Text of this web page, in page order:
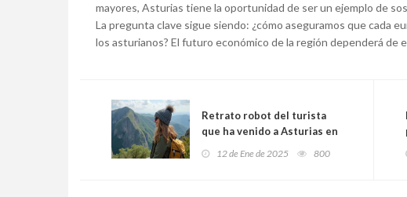
mayores, Asturias tiene la oportunidad de ser un ejemplo de
La pregunta clave sigue siendo: ¿cómo aseguramos que cada
los asturianos? El futuro económico de la región dependerá de
Retrato robot del turista
que ha venido a Asturias en
el último año
12 de Ene de 2025 800